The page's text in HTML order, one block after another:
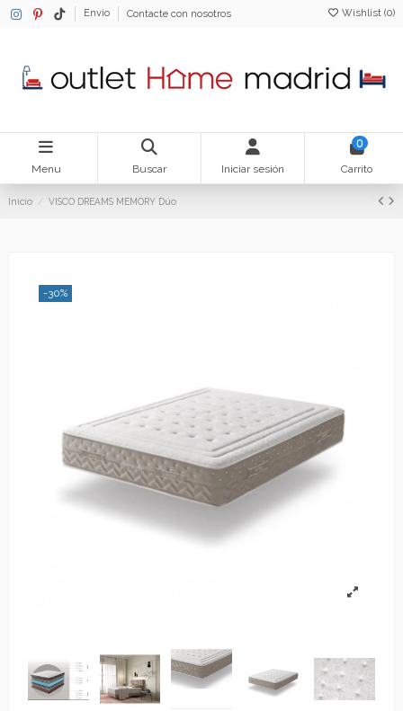
Envio Contacte con nosotros Wishlist (0)
Menu Buscar Iniciar sesión
0
Carrito
Inicio VISCO DREAMS MEMORY Dúo
-30%